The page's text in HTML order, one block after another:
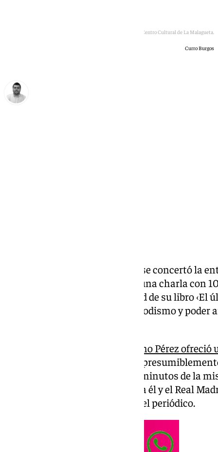
Julián Quirós, en la entrevista con 101TV en el Centro Cultural de La Malagueta.
Curro Burgos
Nadie lo tenía previsto cuando se concertó la
del diario ABC, había aceptado una charla con
con la presentación en la ciudad de su libro
novelada sobre corrupción, periodismo y poder
Florentino Pérez
la primera en una década, para
y en cambio dedicó 15 de los 65 minutos de la
campaña de desprestigio contra él y el Real
daría de baja como suscriptor del periódico.